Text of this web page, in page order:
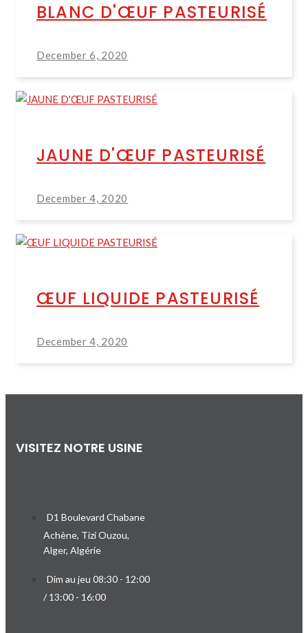
BLANC D'ŒUF PASTEURISÉ
December 6, 2020
JAUNE D'ŒUF PASTEURISÉ
December 4, 2020
ŒUF LIQUIDE PASTEURISÉ
December 4, 2020
VISITEZ NOTRE USINE
D1 Boulevard Chabane
Achène, Tizi Ouzou,
Alger, Algérie
Dim au jeu 08:30 - 12:00
/ 13:00 - 16:00